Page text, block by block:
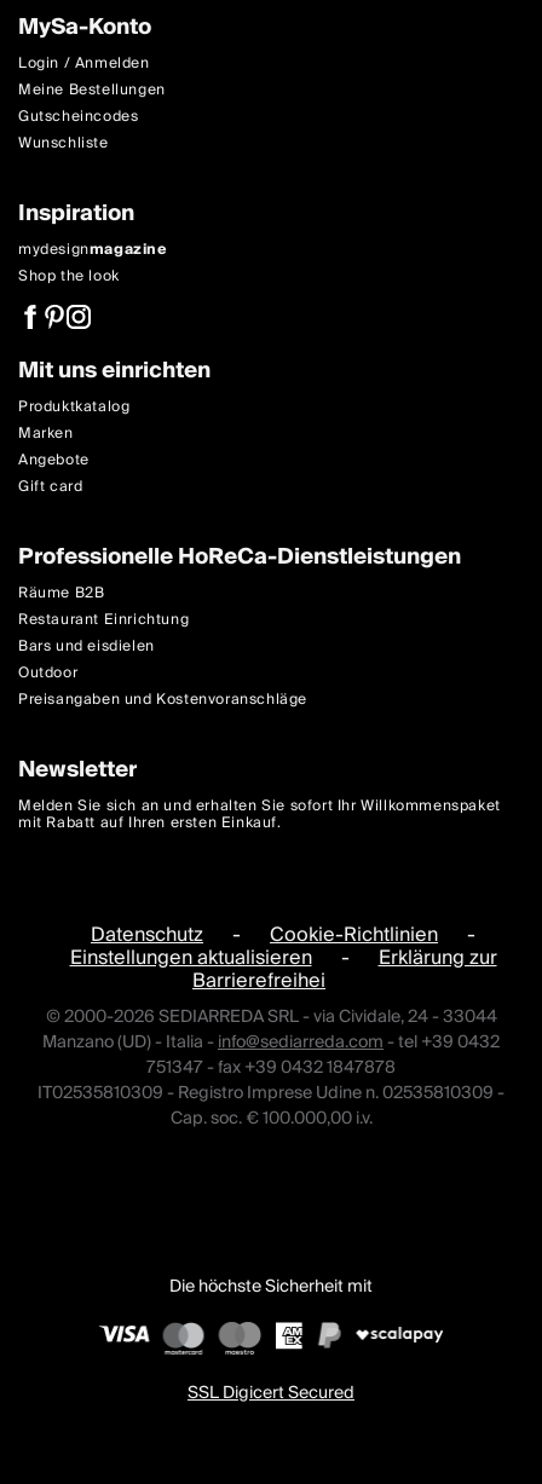
MySa-Konto
Login / Anmelden
Meine Bestellungen
Gutscheincodes
Wunschliste
Inspiration
mydesignmagazine
Shop the look
Mit uns einrichten
Produktkatalog
Marken
Angebote
Gift card
Professionelle HoReCa-Dienstleistungen
Räume B2B
Restaurant Einrichtung
Bars und eisdielen
Outdoor
Preisangaben und Kostenvoranschläge
Newsletter
Melden Sie sich an und erhalten Sie sofort Ihr Willkommenspaket
mit Rabatt auf Ihren ersten Einkauf.
Datenschutz - Cookie-Richtlinien -
Einstellungen aktualisieren - Erklärung zur
Barrierefreihei
© 2000-2026 SEDIARREDA SRL - via Cividale, 24 - 33044
Manzano (UD) - Italia -info@sediarreda.com- tel +39 0432
751347 - fax +39 0432 1847878
IT02535810309 - Registro Imprese Udine n. 02535810309 -
Cap. soc. € 100.000,00 i.v.
Die höchste Sicherheit mit
SSL Digicert Secured